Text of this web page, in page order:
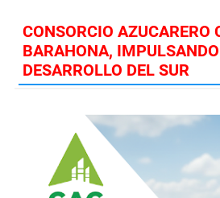
CONSORCIO AZUCARERO
BARAHONA,
DESARROLLO DEL SUR